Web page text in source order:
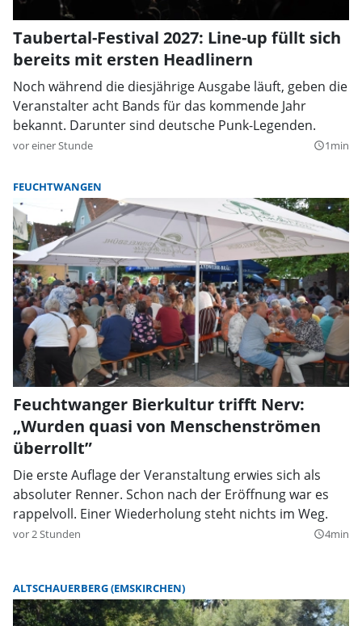
Taubertal-Festival 2027: Line-up füllt sich
bereits mit ersten Headlinern
Noch während die diesjährige Ausgabe läuft, geben die
Veranstalter acht Bands für das kommende Jahr
bekannt. Darunter sind deutsche Punk-Legenden.
vor einer Stunde query_builder1min
FEUCHTWANGEN
Feuchtwanger Bierkultur trifft Nerv:
„Wurden quasi von Menschenströmen
überrollt”
Die erste Auflage der Veranstaltung erwies sich als
absoluter Renner. Schon nach der Eröffnung war es
rappelvoll. Einer Wiederholung steht nichts im Weg.
vor 2 Stunden query_builder4min
ALTSCHAUERBERG (EMSKIRCHEN)